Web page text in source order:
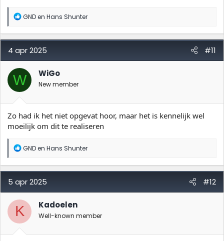
W
a
r
d
e
r
i
n
g
n
GNDen Hans Shunter
4 apr 2025 #11
W WiGo
New member
Zo had ik het niet opgevat hoor, maar het is kennelijk wel
moeilijk om dit te realiseren
W
a
r
d
e
r
i
g
n
GNDen Hans Shunter
5 apr 2025 #12
K Kadoelen
Well-known member